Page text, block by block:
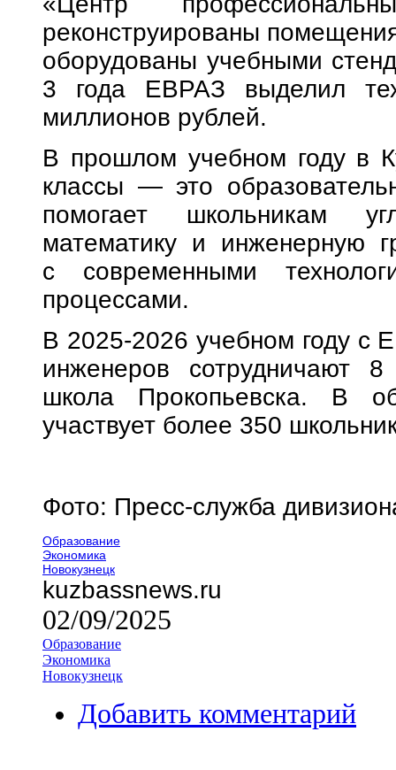
реконструированы
оборудованы учебными
3 года ЕВРАЗ выделил
миллионов рублей.
В прошлом учебном году в
классы — это
помогает школьникам
математику и инженерную
с современными
процессами.
В 2025-2026 учебном году с
инженеров сотрудничают
школа Прокопьевска. В
участвует более 350
Фото: Пресс-служба
Образование
Экономика
Новокузнецк
kuzbassnews.ru
02/09/2025
Образование
Экономика
Новокузнецк
Добавить комментарий